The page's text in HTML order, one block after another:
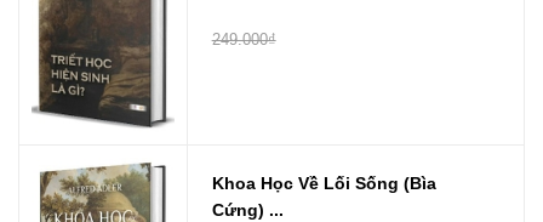
249.000₫
Khoa Học Về Lối Sống (Bìa
Cứng) ...